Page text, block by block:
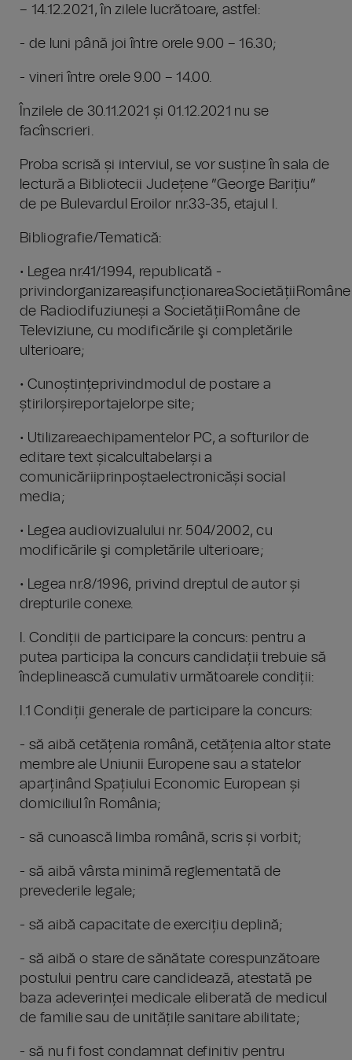
– 14.12.2021, în zilele lucrătoare, astfel:
- de luni până joi între orele 9.00 – 16.30;
- vineri între orele 9.00 – 14.00.
Înzilele de 30.11.2021 și 01.12.2021 nu se
facînscrieri.
Proba scrisă și interviul, se vor susține în sala de
lectură a Bibliotecii Județene ”George Barițiu”
de pe Bulevardul Eroilor nr.33-35, etajul I.
Bibliografie/Tematică:
• Legea nr.41/1994, republicată -
privindorganizareașifuncționareaSocietățiiRomâne
de Radiodifuziuneși a SocietățiiRomâne de
Televiziune, cu modificările şi completările
ulterioare;
• Cunoștințeprivindmodul de postare a
știrilorșireportajelorpe site;
• Utilizareaechipamentelor PC, a softurilor de
editare text șicalcultabelarși a
comunicăriiprinpoștaelectronicăși social
media;
• Legea audiovizualului nr. 504/2002, cu
modificările şi completările ulterioare;
• Legea nr.8/1996, privind dreptul de autor și
drepturile conexe.
I. Condiții de participare la concurs: pentru a
putea participa la concurs candidații trebuie să
îndeplinească cumulativ următoarele condiții:
I.1 Condiții generale de participare la concurs:
- să aibă cetățenia română, cetățenia altor state
membre ale Uniunii Europene sau a statelor
aparținând Spațiului Economic European și
domiciliul în România;
- să cunoască limba română, scris și vorbit;
- să aibă vârsta minimă reglementată de
prevederile legale;
- să aibă capacitate de exercițiu deplină;
- să aibă o stare de sănătate corespunzătoare
postului pentru care candidează, atestată pe
baza adeverinței medicale eliberată de medicul
de familie sau de unitățile sanitare abilitate;
- să nu fi fost condamnat definitiv pentru